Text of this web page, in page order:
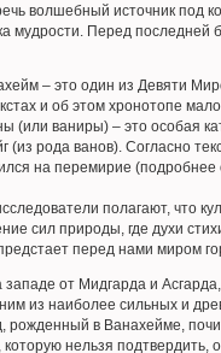
волшебный источник под
мудрости. Перед последней
– это один из Девяти
и об этом хронотопе
(или ваниры) – это особая
(из рода ванов).
на перемирие
полагают, что
сил природы, где духи
перед нами миром
от Мидгарда и
из наиболее сильных и
в Ванахейме,
нельзя